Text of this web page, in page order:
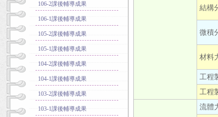
106-2課後輔導成果
106-1課後輔導成果
105-2課後輔導成果
105-1課後輔導成果
104-2課後輔導成果
104-1課後輔導成果
103-2課後輔導成果
103-1課後輔導成果
結構
微積
材料
工程
工程
流體